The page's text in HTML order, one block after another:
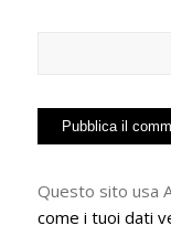
Questo sito usa
come i tuoi dati